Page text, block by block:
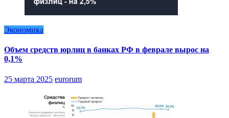
Экономика
Объем средств юрлиц в банках РФ в феврале вырос на
0,1%
25 марта 2025 eurorum